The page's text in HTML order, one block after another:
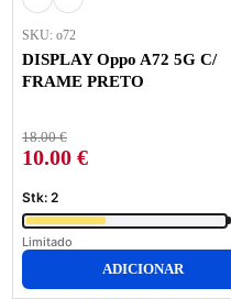
SKU: o72
DISPLAY Oppo A72 5G C/
FRAME PRETO
18.00€
10.00 €
Stk: 2
Limitado
ADICIONAR